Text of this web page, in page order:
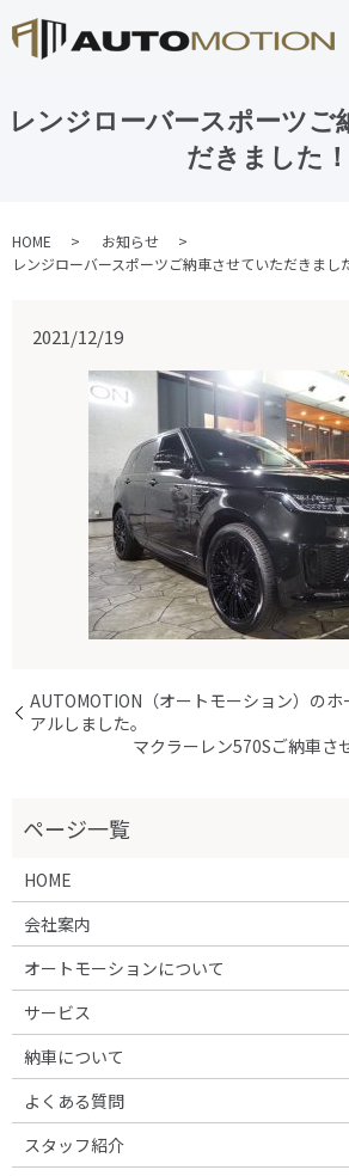
レンジローバースポーツご
だきました！
HOME
お知らせ
レンジローバースポーツご納車させていただきまし
2021/12/19
AUTOMOTION（オートモーション）の
アルしました。
マクラーレン570Sご納車さ
HOME
会社案内
オートモーションについて
サービス
納車について
よくある質問
スタッフ紹介